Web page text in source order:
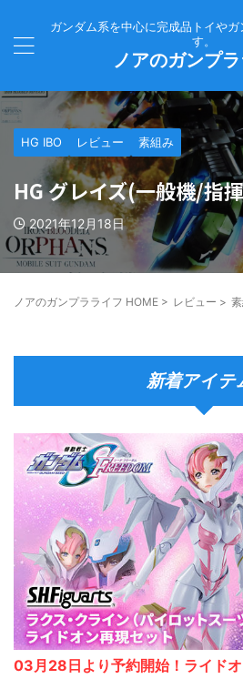
ガンダム系を中心に完成品トイやガ
す。
ノアのガンプ
HG IBO レビュー 素組み
HG グレイズ(一般機/指
2021年12月18日
ノアのガンプラライフ HOME > レビュー >
新着アイテ
03月28日より予約開始！ライドオ